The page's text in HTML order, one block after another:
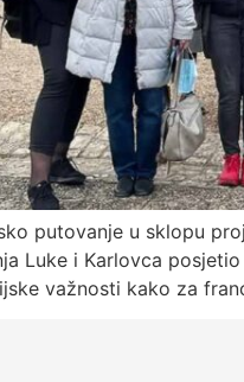
putovanje u sklopu
Luke i Karlovca
važnosti kako za